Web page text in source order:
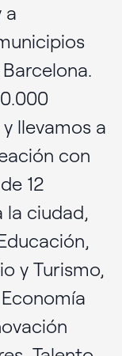
a
llevamos a
con
12
ciudad,
y Turismo,